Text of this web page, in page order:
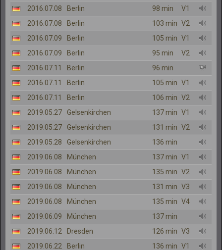
2016.07.08
Berlin 98 min
V1
2016.07.08
Berlin 103 min V2
2016.07.09
Berlin 105 min V1
2016.07.09
Berlin 95 min
V2
2016.07.11
Berlin
96 min
2016.07.11
Berlin 105 min V1
2016.07.11
Berlin 106 min V2
2019.05.27
Gelsenkirchen 137 min V1
2019.05.27
Gelsenkirchen 131 min V2
2019.05.28
Gelsenkirchen
136 min
2019.06.08
München 137 min V1
2019.06.08
München 135 min V2
2019.06.08
München 131 min V3
2019.06.08
München 135 min V4
2019.06.09
München
137 min
2019.06.12
Dresden 126 min V3
2019.06.22
Berlin 136 min V1